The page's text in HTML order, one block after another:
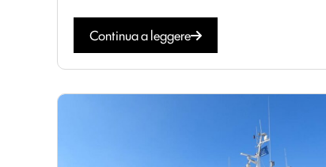
Continua a leggere